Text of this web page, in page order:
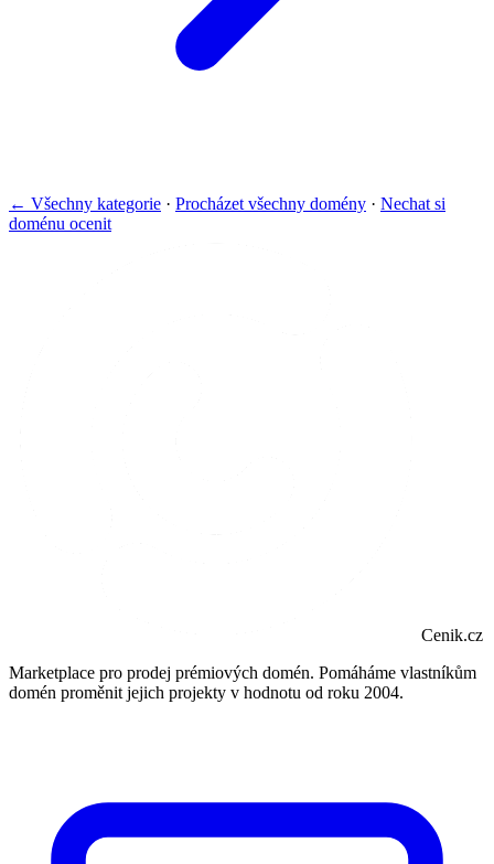
← Všechny kategorie · Procházet všechny domény · Nechat si
doménu ocenit
Cenik.cz
Marketplace pro prodej prémiových domén. Pomáháme vlastníkům
domén proměnit jejich projekty v hodnotu od roku 2004.